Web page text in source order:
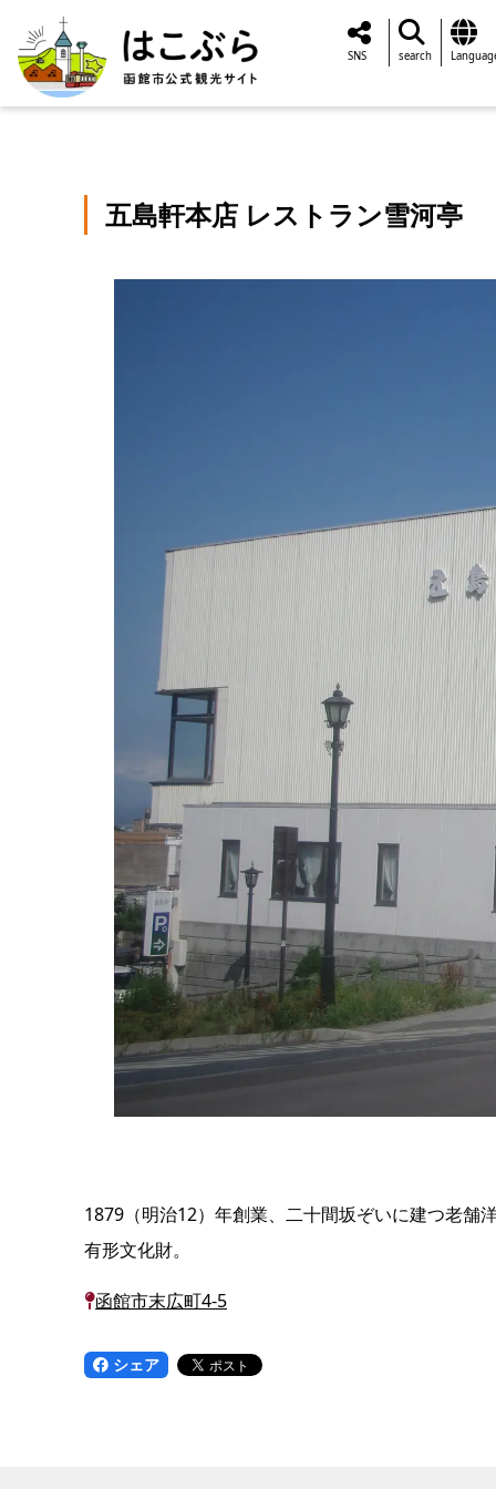
SNS search
五島軒本店 レストラン雪河亭
1879（明治12）年創業、二十間坂ぞいに建つ老舗
有形文化財。
函館市末広町4-5
シェア